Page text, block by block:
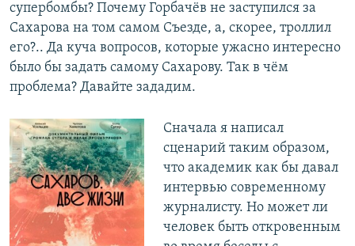
супербомбы? Почему Горбачёв не заступился за
Сахарова на том самом Съезде, а, скорее, троллил
его?.. Да куча вопросов, которые ужасно интересно
было бы задать самому Сахарову. Так в чём
проблема? Давайте зададим.
Сначала я написал
сценарий таким образом,
что академик как бы давал
интервью современному
журналисту. Но может ли
человек быть откровенным